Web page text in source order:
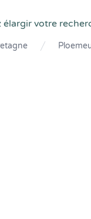
élargir votre